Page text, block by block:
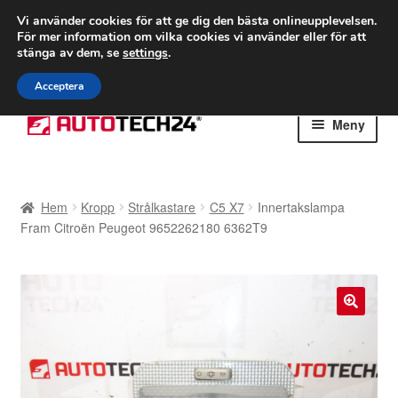
FRAKT från 75 kr
Världsomspännande frakt
Ring 766 924 713
Hoppa
till
Hoppa
till
Meny
Betalningar
Klagomål
Kolla upp
Hem Kropp Strålkastare C5 X7
Innertakslampa
Fram Citroën Peugeot 9652262180 6362T9
Vi använder cookies för att ge dig den bästa onlineupplevelsen.
För mer information om vilka cookies vi använder eller för att
stänga av dem, se settings.
Acceptera